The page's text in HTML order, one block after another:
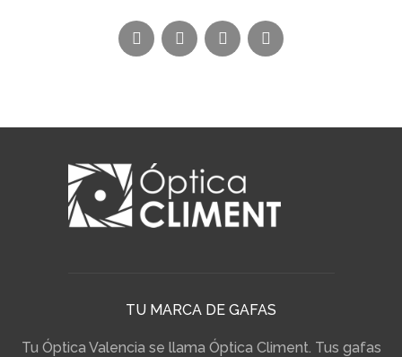
TU MARCA DE GAFAS
Tu Óptica Valencia se llama Óptica Climent. Tus gafas